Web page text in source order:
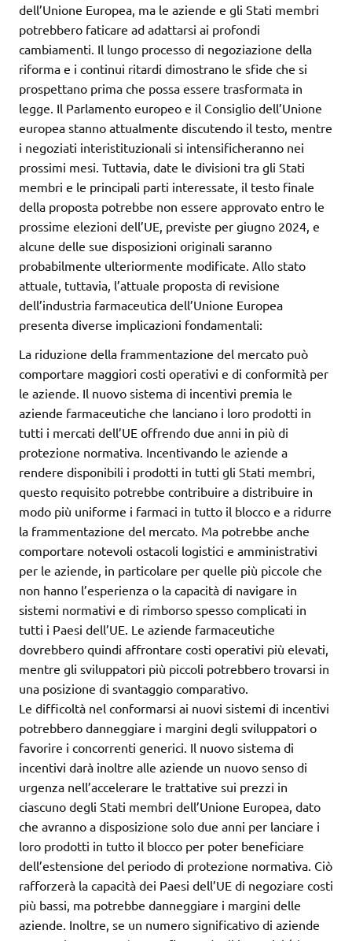
dell’Unione Europea, ma le aziende e gli Stati membri
potrebbero faticare ad adattarsi ai profondi
cambiamenti. Il lungo processo di negoziazione della
riforma e i continui ritardi dimostrano le sfide che si
prospettano prima che possa essere trasformata in
legge. Il Parlamento europeo e il Consiglio dell’Unione
europea stanno attualmente discutendo il testo, mentre
i negoziati interistituzionali si intensificheranno nei
prossimi mesi. Tuttavia, date le divisioni tra gli Stati
membri e le principali parti interessate, il testo finale
della proposta potrebbe non essere approvato entro le
prossime elezioni dell’UE, previste per giugno 2024, e
alcune delle sue disposizioni originali saranno
probabilmente ulteriormente modificate. Allo stato
attuale, tuttavia, l’attuale proposta di revisione
dell’industria farmaceutica dell’Unione Europea
presenta diverse implicazioni fondamentali:
La riduzione della frammentazione del mercato può
comportare maggiori costi operativi e di conformità per
le aziende. Il nuovo sistema di incentivi premia le
aziende farmaceutiche che lanciano i loro prodotti in
tutti i mercati dell’UE offrendo due anni in più di
protezione normativa. Incentivando le aziende a
rendere disponibili i prodotti in tutti gli Stati membri,
questo requisito potrebbe contribuire a distribuire in
modo più uniforme i farmaci in tutto il blocco e a ridurre
la frammentazione del mercato. Ma potrebbe anche
comportare notevoli ostacoli logistici e amministrativi
per le aziende, in particolare per quelle più piccole che
non hanno l’esperienza o la capacità di navigare in
sistemi normativi e di rimborso spesso complicati in
tutti i Paesi dell’UE. Le aziende farmaceutiche
dovrebbero quindi affrontare costi operativi più elevati,
mentre gli sviluppatori più piccoli potrebbero trovarsi in
una posizione di svantaggio comparativo.
Le difficoltà nel conformarsi ai nuovi sistemi di incentivi
potrebbero danneggiare i margini degli sviluppatori o
favorire i concorrenti generici. Il nuovo sistema di
incentivi darà inoltre alle aziende un nuovo senso di
urgenza nell’accelerare le trattative sui prezzi in
ciascuno degli Stati membri dell’Unione Europea, dato
che avranno a disposizione solo due anni per lanciare i
loro prodotti in tutto il blocco per poter beneficiare
dell’estensione del periodo di protezione normativa. Ciò
rafforzerà la capacità dei Paesi dell’UE di negoziare costi
più bassi, ma potrebbe danneggiare i margini delle
aziende. Inoltre, se un numero significativo di aziende